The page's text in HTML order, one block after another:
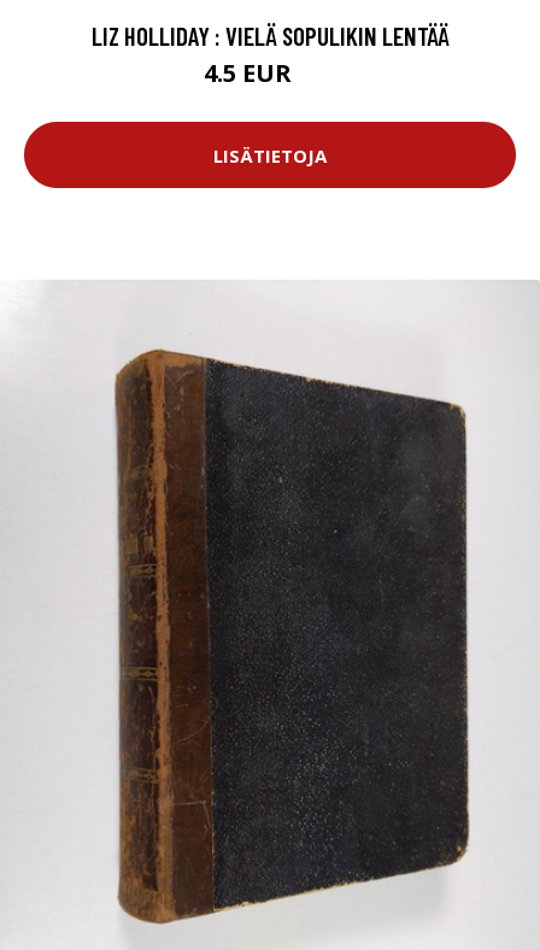
LIZ HOLLIDAY : VIELÄ SOPULIKIN LENTÄÄ
4.5 EUR
LISÄTIETOJA